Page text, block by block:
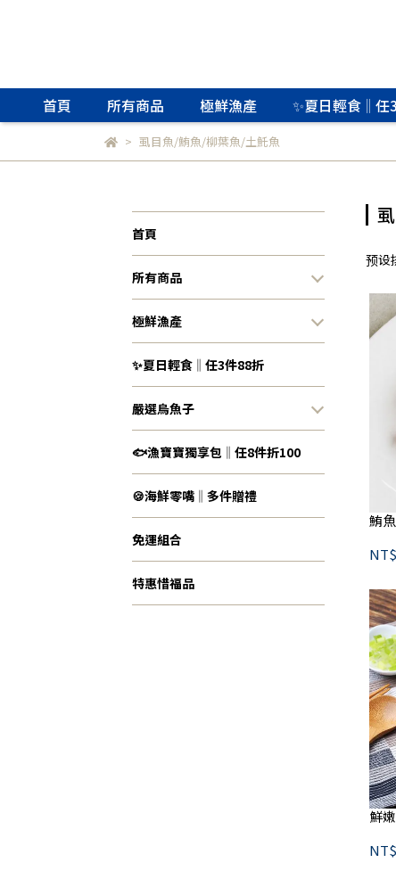
首頁 所有商品 極鮮漁產 ✨夏日輕食‖任
虱目魚/鮪魚/柳葉魚/土魠魚
首頁
所有商品
極鮮漁產
✨夏日輕食‖任3件88折
嚴選烏魚子
🐟漁寶寶獨享包‖任8件折100
🍪海鮮零嘴‖多件贈禮
免運組合
特惠惜福品
预设
鮪
鮮